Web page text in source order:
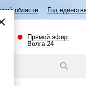
народов России
Прямой эфир.
Волга 24